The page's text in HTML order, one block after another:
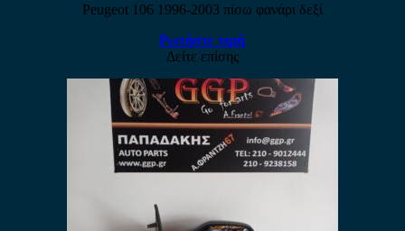
Peugeot 106 1996-2003 πίσω φανάρι δεξί
Ρωτήστε τιμή
Δείτε επίσης